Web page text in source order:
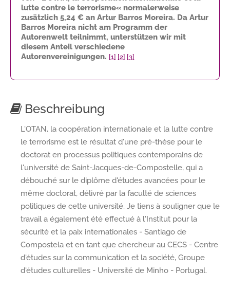
lutte contre le terrorisme« normalerweise
zusätzlich 5,24 € an Artur Barros Moreira. Da Artur
Barros Moreira nicht am Programm der
Autorenwelt teilnimmt, unterstützen wir mit
diesem Anteil verschiedene
Autorenvereinigungen. [1] [2] [3]
Beschreibung
L'OTAN, la coopération internationale et la lutte contre
le terrorisme est le résultat d'une pré-thèse pour le
doctorat en processus politiques contemporains de
l'université de Saint-Jacques-de-Compostelle, qui a
débouché sur le diplôme d'études avancées pour le
même doctorat, délivré par la faculté de sciences
politiques de cette université. Je tiens à souligner que le
travail a également été effectué à l'Institut pour la
sécurité et la paix internationales - Santiago de
Compostela et en tant que chercheur au CECS - Centre
d'études sur la communication et la société, Groupe
d'études culturelles - Université de Minho - Portugal.